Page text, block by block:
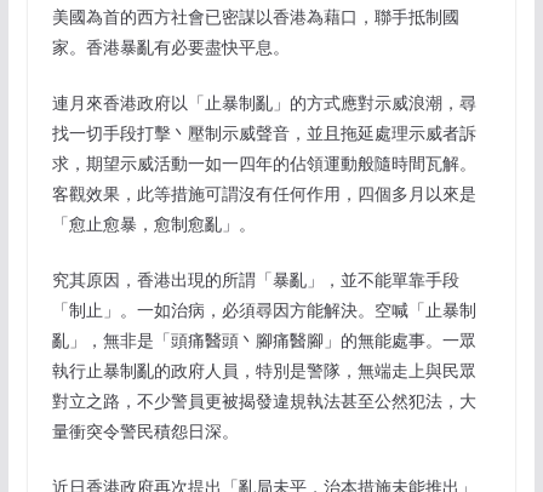
美國為首的西方社會已密謀以香港為藉口，聯手抵制國
家。香港暴亂有必要盡快平息。
連月來香港政府以「止暴制亂」的方式應對示威浪潮，尋
找一切手段打擊丶壓制示威聲音，並且拖延處理示威者訴
求，期望示威活動一如一四年的佔領運動般隨時間瓦解。
客觀效果，此等措施可謂沒有任何作用，四個多月以來是
「愈止愈暴，愈制愈亂」。
究其原因，香港出現的所謂「暴亂」，並不能單靠手段
「制止」。一如治病，必須尋因方能解決。空喊「止暴制
亂」，無非是「頭痛醫頭丶腳痛醫腳」的無能處事。一眾
執行止暴制亂的政府人員，特別是警隊，無端走上與民眾
對立之路，不少警員更被揭發違規執法甚至公然犯法，大
量衝突令警民積怨日深。
近日香港政府再次提出「亂局未平，治本措施未能推出」